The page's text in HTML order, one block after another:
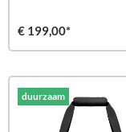
€ 199,00*
duurzaam